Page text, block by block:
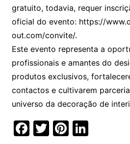
gratuito, todavia, requer
oficial do evento: https://
out.com/convite/.
Este evento representa a
profissionais e amantes do
produtos exclusivos,
contactos e cultivarem
universo da decoração de
F T Pi Li